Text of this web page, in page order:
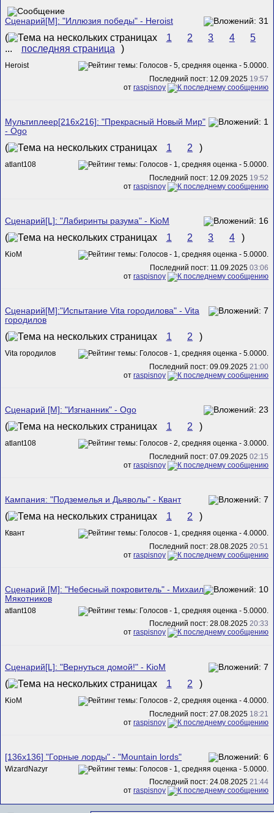
Сценарий[M]: "Иллюзия победы" - Heroist
( 1 2 3 4
5
...
последняя страница )
Heroist
Последний пост: 12.09.2025 19:57
от raspisnoy
Мультиплеер[216х216]: "Прекрасный Новый Мир"
- Ogo
( 1 2 )
atlant108
Последний пост: 12.09.2025 19:52
от raspisnoy
Сценарий[L]: "Лабиринты разума" - KioM
( 1 2 3 4 )
KioM
Последний пост: 11.09.2025 03:06
от raspisnoy
Сценарий[M]:"Испытание Vita городилова" - Vita
городилов
( 1 2 )
Vita городилов
Последний пост: 09.09.2025 21:00
от raspisnoy
Сценарий [M]: "Изгнанник" - Ogo
( 1 2 )
atlant108
Последний пост: 07.09.2025 02:15
от raspisnoy
Кампания: "Подземелья и Дьяволы" - Квант
( 1 2 )
Квант
Последний пост: 28.08.2025 20:51
от raspisnoy
Сценарий [M]: "Небесный покровитель" - Михаил
Мякотников
atlant108
Последний пост: 28.08.2025 20:33
от raspisnoy
Сценарий[L]: "Вернуться домой!" - KioM
( 1 2 )
KioM
Последний пост: 27.08.2025 18:21
от raspisnoy
[136x136] "Горные лорды" - "Mountain lords"
WizardNazyr
Последний пост: 24.08.2025 21:44
от raspisnoy